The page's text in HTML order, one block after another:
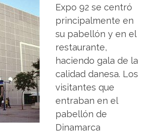
Expo 92 se centró
principalmente en
su pabellón y en el
restaurante,
haciendo gala de la
calidad danesa. Los
visitantes que
entraban en el
pabellón de
Dinamarca